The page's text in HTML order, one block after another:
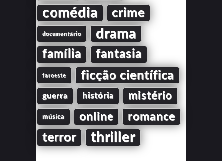
comédia crime
documentário drama
família fantasia
faroeste ficção científica
guerra história mistério
música online romance
terror thriller